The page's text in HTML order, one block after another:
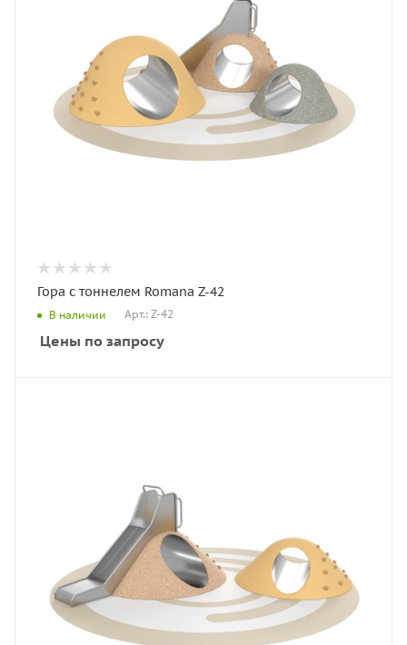
Гора с тоннелем Romana Z-42
В наличии Арт.: Z-42
Цены по запросу